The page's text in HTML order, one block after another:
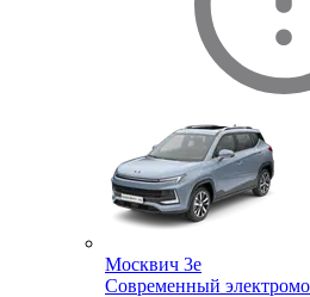
Москвич 3e
Современный